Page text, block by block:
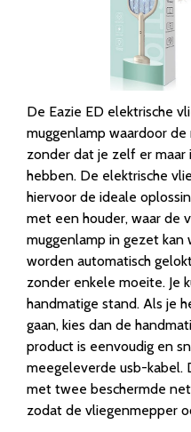
De Eazie ED elektrische
muggenlamp waardoor
zonder dat je zelf er
hebben. De elektrische
hiervoor de ideale
met een houder, waar de
muggenlamp in gezet kan
worden automatisch
zonder enkele moeite. Je
handmatige stand. Als je
gaan, kies dan de
product is eenvoudig en
meegeleverde usb-kabel.
met twee beschermde
zodat de vliegenmepper